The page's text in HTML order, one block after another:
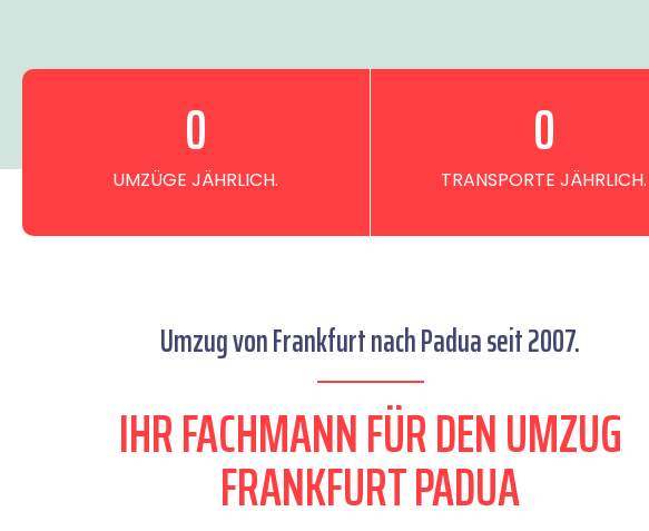
UMZÜGE JÄHRLICH.
0
TRANSPORTE JÄHRLICH.
0
Umzug von Frankfurt nach Padua seit 2007.
IHR FACHMANN FÜR DEN UMZUG
FRANKFURT PADUA